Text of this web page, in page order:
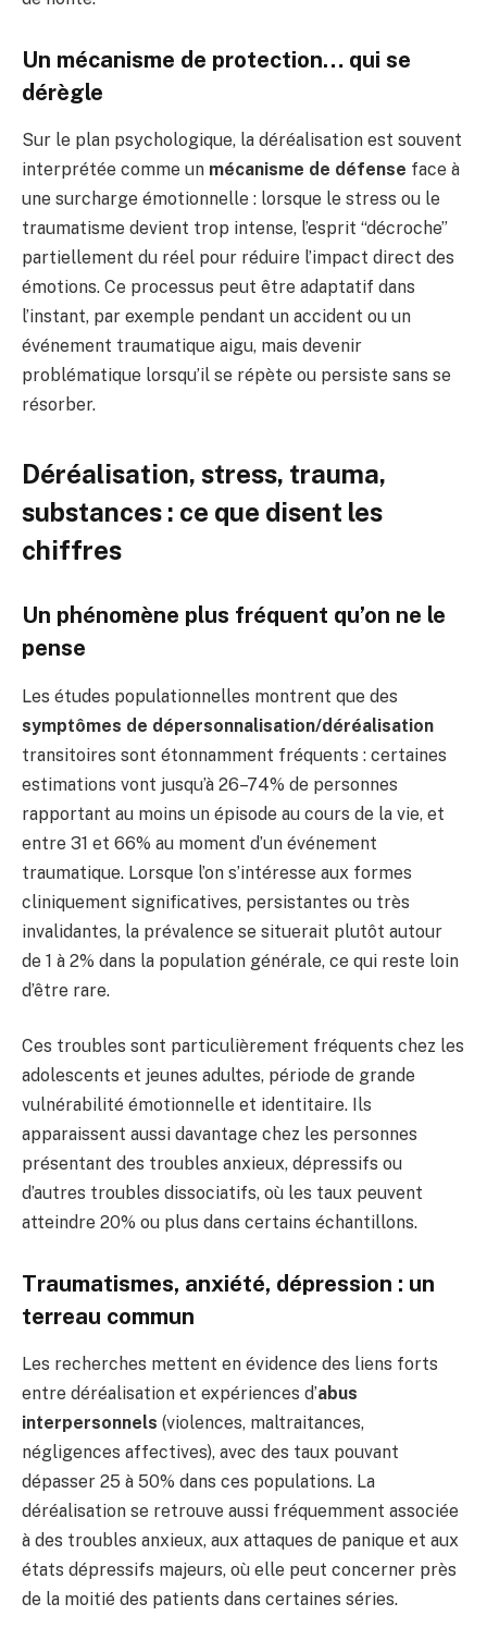
Un mécanisme de protection… qui se
dérègle
Sur le plan psychologique, la déréalisation est souvent
interprétée comme un mécanisme de défense face à
une surcharge émotionnelle : lorsque le stress ou le
traumatisme devient trop intense, l’esprit “décroche”
partiellement du réel pour réduire l’impact direct des
émotions. Ce processus peut être adaptatif dans
l’instant, par exemple pendant un accident ou un
événement traumatique aigu, mais devenir
problématique lorsqu’il se répète ou persiste sans se
résorber.
Déréalisation, stress, trauma,
substances : ce que disent les
chiffres
Un phénomène plus fréquent qu’on ne le
pense
Les études populationnelles montrent que des
symptômes de dépersonnalisation/déréalisation
transitoires sont étonnamment fréquents : certaines
estimations vont jusqu’à 26–74% de personnes
rapportant au moins un épisode au cours de la vie, et
entre 31 et 66% au moment d’un événement
traumatique. Lorsque l’on s’intéresse aux formes
cliniquement significatives, persistantes ou très
invalidantes, la prévalence se situerait plutôt autour
de 1 à 2% dans la population générale, ce qui reste loin
d’être rare.
Ces troubles sont particulièrement fréquents chez les
adolescents et jeunes adultes, période de grande
vulnérabilité émotionnelle et identitaire. Ils
apparaissent aussi davantage chez les personnes
présentant des troubles anxieux, dépressifs ou
d’autres troubles dissociatifs, où les taux peuvent
atteindre 20% ou plus dans certains échantillons.
Traumatismes, anxiété, dépression : un
terreau commun
Les recherches mettent en évidence des liens forts
entre déréalisation et expériences d’abus
interpersonnels (violences, maltraitances,
négligences affectives), avec des taux pouvant
dépasser 25 à 50% dans ces populations. La
déréalisation se retrouve aussi fréquemment associée
à des troubles anxieux, aux attaques de panique et aux
états dépressifs majeurs, où elle peut concerner près
de la moitié des patients dans certaines séries.